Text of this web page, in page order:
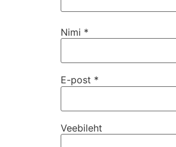
Nimi *
E-post *
Veebileht